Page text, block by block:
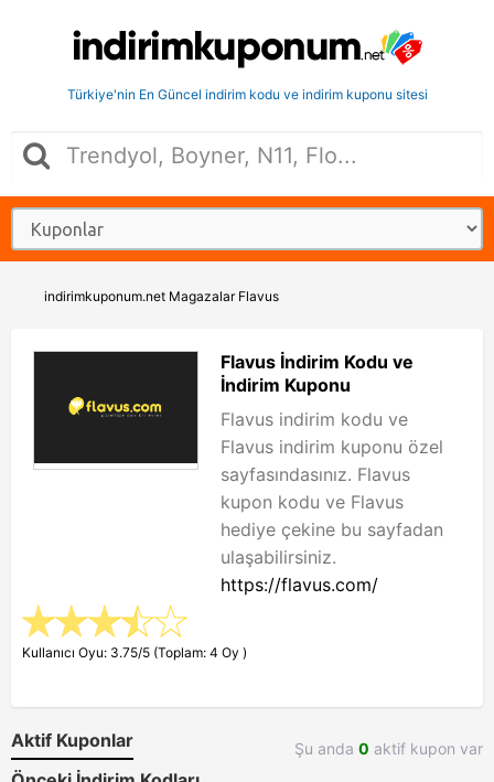
Türkiye'nin En Güncel indirim kodu ve indirim kuponu sitesi
indirimkuponum.net Magazalar Flavus
Flavus İndirim Kodu ve
İndirim Kuponu
Flavus indirim kodu ve
Flavus indirim kuponu özel
sayfasındasınız. Flavus
kupon kodu ve Flavus
hediye çekine bu sayfadan
ulaşabilirsiniz.
https://flavus.com/
Kullanıcı Oyu: 3.75/5 (Toplam: 4 Oy )
Aktif Kuponlar Şu anda 0 aktif kupon var